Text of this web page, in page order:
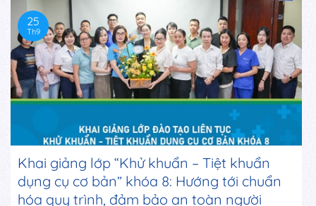
Khai giảng lớp “Khử khuẩn – Tiệt khuẩn
dụng cụ cơ bản” khóa 8: Hướng tới chuẩn
hóa quy trình, đảm bảo an toàn người
25
Th9